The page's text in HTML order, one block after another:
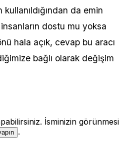
da emin
dostu mu yoksa
hala açık, cevap bu aracı
bağlı olarak değişim
İsminizin görünmesi
.